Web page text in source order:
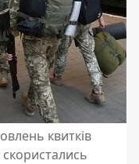
квитків